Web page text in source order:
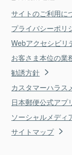
サイトのご利用に
プライバシーポリ
Webアクセシビリ
お客さま本位の業
勧誘方針
カスタマーハラス
日本郵便公式アプ
ソーシャルメディ
サイトマップ